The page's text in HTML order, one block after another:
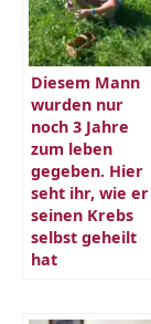
Diesem Mann
wurden nur
noch 3 Jahre
zum leben
gegeben. Hier
seht ihr, wie er
seinen Krebs
selbst geheilt
hat